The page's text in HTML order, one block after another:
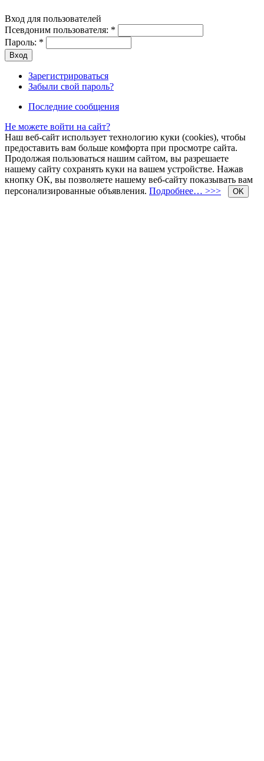
Вход для пользователей
Псевдоним пользователя: *
Пароль: *
Зарегистрироваться
Забыли свой пароль?
Последние сообщения
Не можете войти на сайт?
Наш веб-сайт использует технологию куки (cookies), чтобы
предоставить вам больше комфорта при просмотре сайта.
Продолжая пользоваться нашим сайтом, вы разрешаете
нашему сайту сохранять куки на вашем устройстве. Нажав
кнопку ОК, вы позволяете нашему веб-сайту показывать вам
персонализированные объявления. Подробнее… >>> OK